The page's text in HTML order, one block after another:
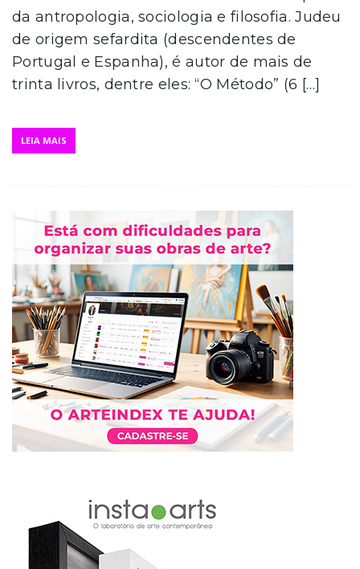
da antropologia, sociologia e filosofia. Judeu
de origem sefardita (descendentes de
Portugal e Espanha), é autor de mais de
trinta livros, dentre eles: “O Método” (6 […]
LEIA MAIS